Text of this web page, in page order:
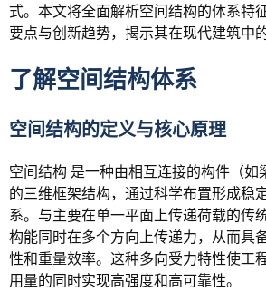
式。本文将全面解析空间结构的体系特
要点与创新趋势，揭示其在现代建筑中
了解空间结构体系
空间结构的定义与核心原理
空间结构 是一种由相互连接的构件（如
的三维框架结构，通过科学布置形成稳
系。与主要在单一平面上传递荷载的传
构能同时在多个方向上传递力，从而具
性和重量效率。这种多向受力特性使工
用量的同时实现高强度和高可靠性。